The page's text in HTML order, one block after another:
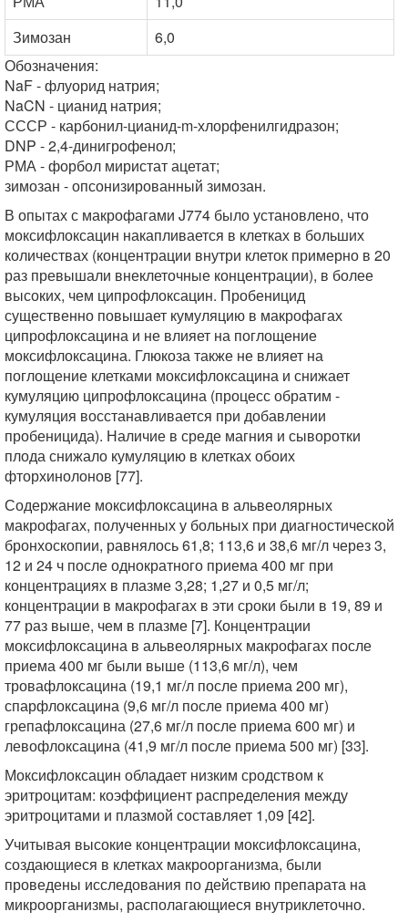
Зимозан
6,0
Обозначения:
NaF - флуорид натрия;
NaCN - цианид натрия;
СССР - карбонил-цианид-m-хлорфенилгидразон;
DNP - 2,4-динигрофенол;
РМА - форбол миристат ацетат;
зимозан - опсонизированный зимозан.
В опытах с макрофагами J774 было установлено, что
моксифлоксацин накапливается в клетках в больших
количествах (концентрации внутри клеток примерно в 20
раз превышали внеклеточные концентрации), в более
высоких, чем ципрофлоксацин. Пробеницид
существенно повышает кумуляцию в макрофагах
ципрофлоксацина и не влияет на поглощение
моксифлоксацина. Глюкоза также не влияет на
поглощение клетками моксифлоксацина и снижает
кумуляцию ципрофлоксацина (процесс обратим -
кумуляция восстанавливается при добавлении
пробеницида). Наличие в среде магния и сыворотки
плода снижало кумуляцию в клетках обоих
фторхинолонов [77].
Содержание моксифлоксацина в альвеолярных
макрофагах, полученных у больных при диагностической
бронхоскопии, равнялось 61,8; 113,6 и 38,6 мг/л через 3,
12 и 24 ч после однократного приема 400 мг при
концентрациях в плазме 3,28; 1,27 и 0,5 мг/л;
концентрации в макрофагах в эти сроки были в 19, 89 и
77 раз выше, чем в плазме [7]. Концентрации
моксифлоксацина в альвеолярных макрофагах после
приема 400 мг были выше (113,6 мг/л), чем
тровафлоксацина (19,1 мг/л после приема 200 мг),
спарфлоксацина (9,6 мг/л после приема 400 мг)
грепафлоксацина (27,6 мг/л после приема 600 мг) и
левофлоксацина (41,9 мг/л после приема 500 мг) [33].
Моксифлоксацин обладает низким сродством к
эритроцитам: коэффициент распределения между
эритроцитами и плазмой составляет 1,09 [42].
Учитывая высокие концентрации моксифлоксацина,
создающиеся в клетках макроорганизма, были
проведены исследования по действию препарата на
микроорганизмы, располагающиеся внутриклеточно.